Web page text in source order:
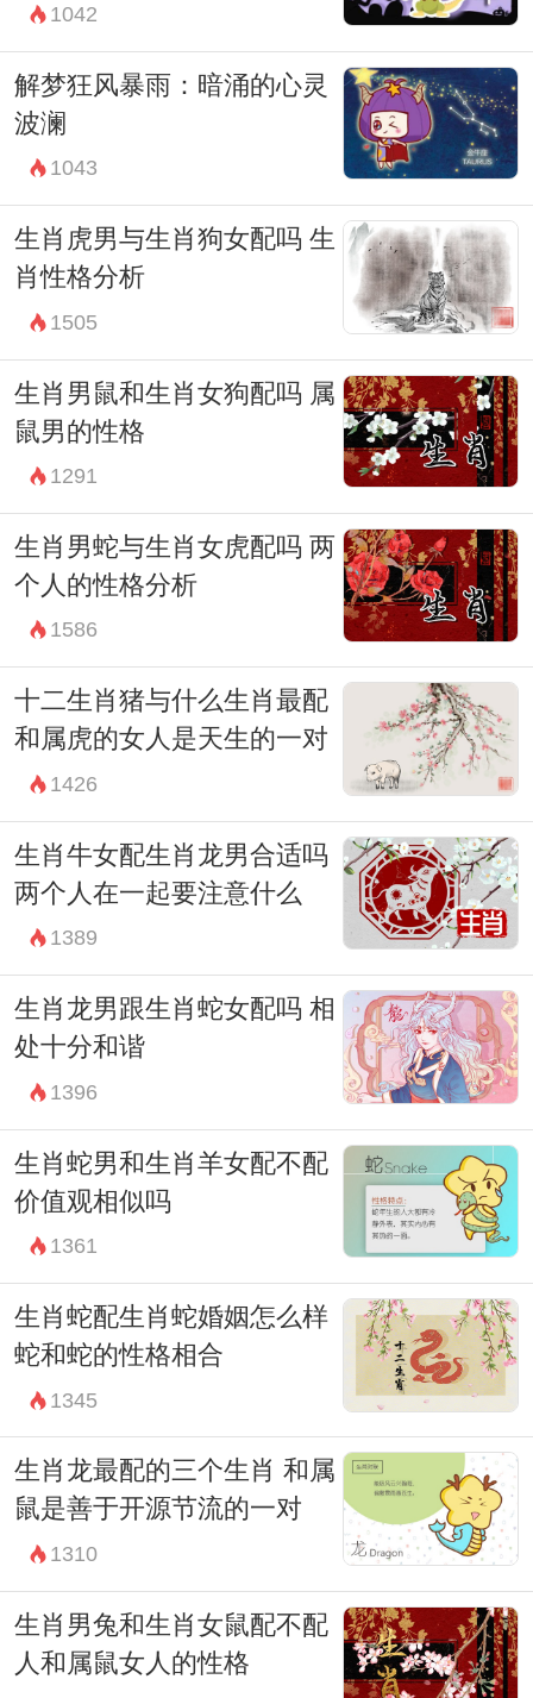
1042
解梦狂风暴雨：暗涌的心灵
波澜
1043
生肖虎男与生肖狗女配吗 生
肖性格分析
1505
生肖男鼠和生肖女狗配吗 属
鼠男的性格
1291
生肖男蛇与生肖女虎配吗 两
个人的性格分析
1586
十二生肖猪与什么生肖最配
和属虎的女人是天生的一对
1426
生肖牛女配生肖龙男合适吗
两个人在一起要注意什么
1389
生肖龙男跟生肖蛇女配吗 相
处十分和谐
1396
生肖蛇男和生肖羊女配不配
价值观相似吗
1361
生肖蛇配生肖蛇婚姻怎么样
蛇和蛇的性格相合
1345
生肖龙最配的三个生肖 和属
鼠是善于开源节流的一对
1310
生肖男兔和生肖女鼠配不配
人和属鼠女人的性格